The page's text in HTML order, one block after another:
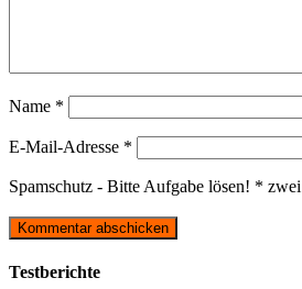
Name *
E-Mail-Adresse *
Spamschutz - Bitte Aufgabe lösen! * zwei
Testberichte